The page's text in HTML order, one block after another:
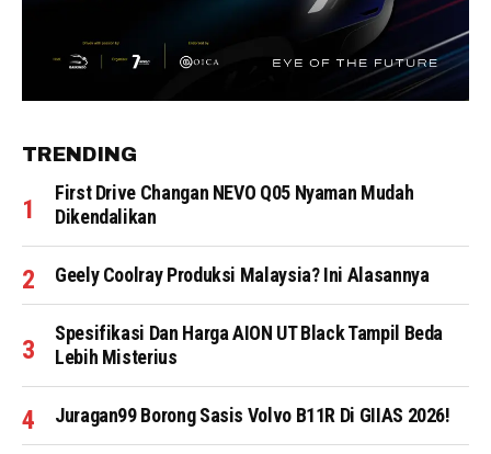
TRENDING
First Drive Changan NEVO Q05 Nyaman Mudah
Dikendalikan
Geely Coolray Produksi Malaysia? Ini Alasannya
Spesifikasi Dan Harga AION UT Black Tampil Beda
Lebih Misterius
Juragan99 Borong Sasis Volvo B11R Di GIIAS 2026!